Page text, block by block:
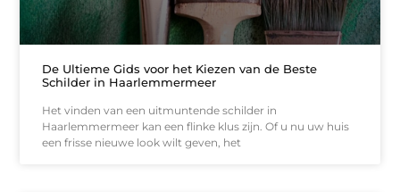
De Ultieme Gids voor het Kiezen van de Beste
Schilder in Haarlemmermeer
Het vinden van een uitmuntende schilder in
Haarlemmermeer kan een flinke klus zijn. Of u nu uw huis
een frisse nieuwe look wilt geven, het